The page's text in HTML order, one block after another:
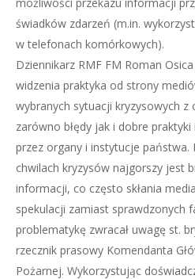
świadków zdarzeń (m.in.
w telefonach komórkowych).
Dziennikarz RMF FM Roman
widzenia praktyka od strony
wybranych sytuacji kryzysowych z
zarówno błędy jak i dobre
przez organy i instytucje państwa.
chwilach kryzysów najgorszy jest
informacji, co często skłania
spekulacji zamiast sprawdzonych
problematykę zwracał uwagę st.
rzecznik prasowy Komendanta
Pożarnej. Wykorzystując